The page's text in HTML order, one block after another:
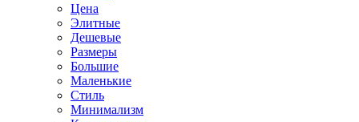
Цена
Элитные
Дешевые
Размеры
Большие
Маленькие
Стиль
Минимализм